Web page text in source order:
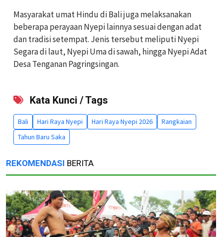
Masyarakat umat Hindu di Bali juga melaksanakan
beberapa perayaan Nyepi lainnya sesuai dengan adat
dan tradisi setempat. Jenis tersebut meliputi Nyepi
Segara di laut, Nyepi Uma di sawah, hingga Nyepi Adat
Desa Tenganan Pagringsingan.
Kata Kunci / Tags
Bali Hari Raya Nyepi Hari Raya Nyepi 2026
Rangkaian
Tahun Baru Saka
REKOMENDASI BERITA